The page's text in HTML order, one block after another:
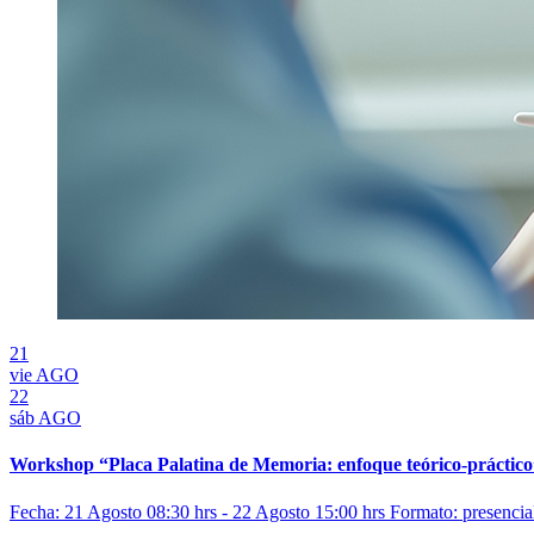
21
vie AGO
22
sáb AGO
Workshop “Placa Palatina de Memoria: enfoque teórico-
Fecha: 21 Agosto 08:30 hrs - 22 Agosto 15:00 hrs Formato: